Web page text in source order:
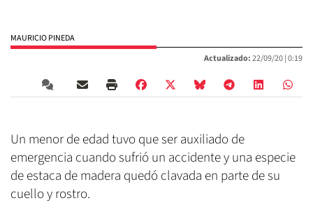
MAURICIO PINEDA
Actualizado:22/09/20 |0:19
Un menor de edad tuvo que ser auxiliado de
emergencia cuando sufrió un accidente y una especie
de estaca de madera quedó clavada en parte de su
cuello y rostro.